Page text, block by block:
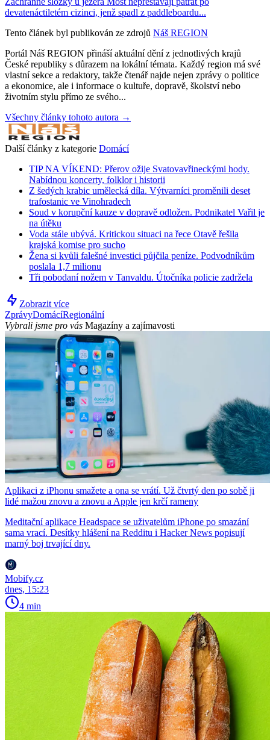
devatenáctiletém cizinci, jenž spadl z paddleboardu...
Tento článek byl publikován ze zdrojů Náš REGION
Portál Náš REGION přináší aktuální dění z jednotlivých krajů
České republiky s důrazem na lokální témata. Každý region má své
vlastní sekce a redaktory, takže čtenář najde nejen zprávy o politice
a ekonomice, ale i informace o kultuře, dopravě, školství nebo
životním stylu přímo ze svého...
Všechny články tohoto autora →
Další články z kategorie Domácí
TIP NA VÍKEND: Přerov ožije Svatovavřineckými hody.
Nabídnou koncerty, folklor i historii
Z šedých krabic umělecká díla. Výtvarníci proměnili deset
trafostanic ve Vinohradech
Soud v korupční kauze v dopravě odložen. Podnikatel Vařil je
na útěku
Voda stále ubývá. Kritickou situaci na řece Otavě řešila
krajská komise pro sucho
Žena si kvůli falešné investici půjčila peníze. Podvodníkům
poslala 1,7 milionu
Tři pobodaní nožem v Tanvaldu. Útočníka policie zadržela
Zobrazit více
ZprávyDomácíRegionální
Vybrali jsme pro vás Magazíny a zajímavosti
Aplikaci z iPhonu smažete a ona se vrátí. Už čtvrtý den po sobě ji
lidé mažou znovu a znovu a Apple jen krčí rameny
Meditační aplikace Headspace se uživatelům iPhone po smazání
sama vrací. Desítky hlášení na Redditu i Hacker News popisují
marný boj trvající dny.
Mobify.cz
dnes, 15:23
4 min